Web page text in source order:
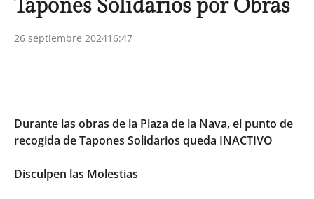
Tapones Solidarios por Obras
26 septiembre 202416:47
Durante las obras de la Plaza de la Nava, el punto de
recogida de Tapones Solidarios queda INACTIVO
Disculpen las Molestias